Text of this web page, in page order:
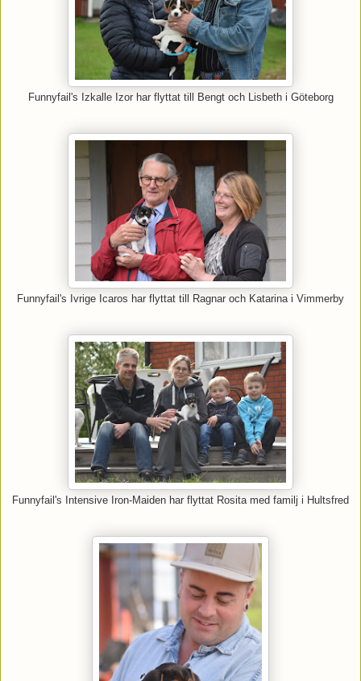
Funnyfail's Izkalle Izor har flyttat till Bengt och Lisbeth i Göteborg
Funnyfail's Ivrige Icaros har flyttat till Ragnar och Katarina i Vimmerby
Funnyfail's Intensive Iron-Maiden har flyttat Rosita med familj i Hultsfred